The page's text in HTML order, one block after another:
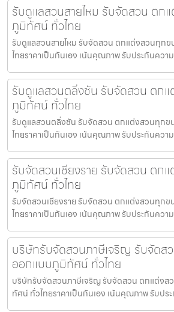
รับดูแลสวนสายไหม รับจัดสวน ตก
ภูมิทัศน์ ทั่วไทย
รับดูแลสวนสายไหม รับจัดสวน ตกแต่งสวนทุก
ไทยราคาเป็นกันเอง เน้นคุณภาพ รับประกันควา
รับดูแลสวนตลิ่งชัน รับจัดสวน ตก
ภูมิทัศน์ ทั่วไทย
รับดูแลสวนตลิ่งชัน รับจัดสวน ตกแต่งสวนทุก
ไทยราคาเป็นกันเอง เน้นคุณภาพ รับประกันควา
รับจัดสวนเชียงราย รับจัดสวน ตก
ภูมิทัศน์ ทั่วไทย
รับจัดสวนเชียงราย รับจัดสวน ตกแต่งสวนทุก
ไทยราคาเป็นกันเอง เน้นคุณภาพ รับประกันควา
บริษัทรับจัดสวนภาษีเจริญ รับจัดส
ออกแบบภูมิทัศน์ ทั่วไทย
บริษัทรับจัดสวนภาษีเจริญ รับจัดสวน ตกแต่ง
ทัศน์ ทั่วไทยราคาเป็นกันเอง เน้นคุณภาพ รับปร